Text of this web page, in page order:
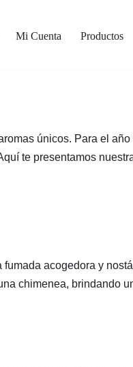
Mi Cuenta Productos
únicos. Para el
te presentamos
acogedora y
chimenea, brindando